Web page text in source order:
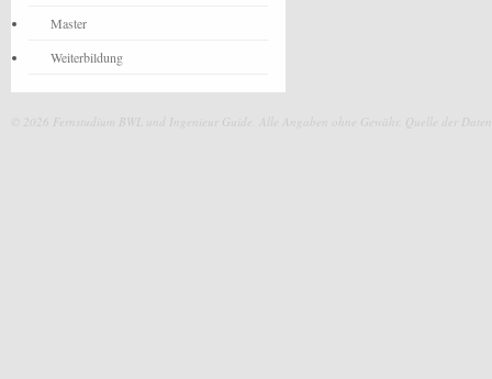
Master
Weiterbildung
© 2026 Fernstudium BWL und Ingenieur Guide. Alle Angaben ohne Gewähr. Quelle der